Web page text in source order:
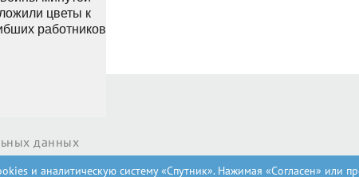
данных
и аналитическую систему «Спутник». Нажимая «Согласен» или